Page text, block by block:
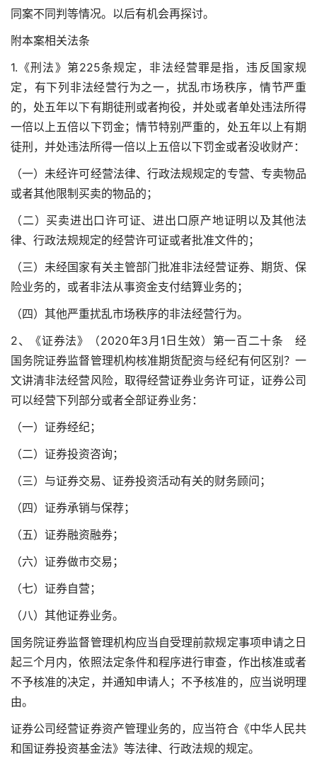
同案不同判等情况。以后有机会再探讨。
附本案相关法条
1.《刑法》第225条规定，非法经营罪是指，违反国家规
定，有下列非法经营行为之一，扰乱市场秩序，情节严重
的，处五年以下有期徒刑或者拘役，并处或者单处违法所得
一倍以上五倍以下罚金；情节特别严重的，处五年以上有期
徒刑，并处违法所得一倍以上五倍以下罚金或者没收财产：
（一）未经许可经营法律、行政法规规定的专营、专卖物品
或者其他限制买卖的物品的；
（二）买卖进出口许可证、进出口原产地证明以及其他法
律、行政法规规定的经营许可证或者批准文件的；
（三）未经国家有关主管部门批准非法经营证券、期货、保
险业务的，或者非法从事资金支付结算业务的；
（四）其他严重扰乱市场秩序的非法经营行为。
2、《证券法》（2020年3月1日生效）第一百二十条 经
国务院证券监督管理机构核准期货配资与经纪有何区别？一
文讲清非法经营风险，取得经营证券业务许可证，证券公司
可以经营下列部分或者全部证券业务：
（一）证券经纪；
（二）证券投资咨询；
（三）与证券交易、证券投资活动有关的财务顾问；
（四）证券承销与保荐；
（五）证券融资融券；
（六）证券做市交易；
（七）证券自营；
（八）其他证券业务。
国务院证券监督管理机构应当自受理前款规定事项申请之日
起三个月内，依照法定条件和程序进行审查，作出核准或者
不予核准的决定，并通知申请人；不予核准的，应当说明理
由。
证券公司经营证券资产管理业务的，应当符合《中华人民共
和国证券投资基金法》等法律、行政法规的规定。